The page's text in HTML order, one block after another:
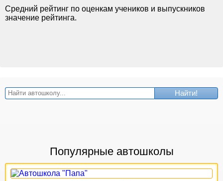
Средний рейтинг по оценкам учеников и выпускников
значение рейтинга.
Найти!
Популярные автошколы